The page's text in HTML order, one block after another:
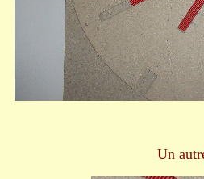
Un